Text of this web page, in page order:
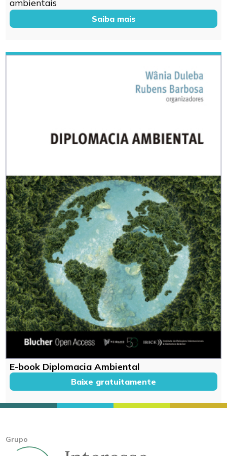
ambientais
Saiba mais
E-book Diplomacia Ambiental
Baixe gratuitamente
Grupo